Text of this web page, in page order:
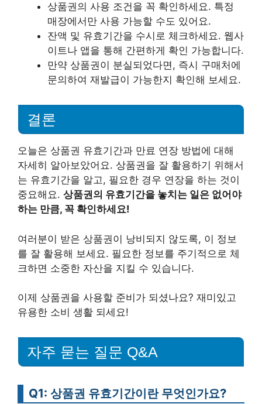
상품권의 사용 조건을 꼭 확인하세요. 특정
매장에서만 사용 가능할 수도 있어요.
잔액 및 유효기간을 수시로 체크하세요. 웹사
이트나 앱을 통해 간편하게 확인 가능합니다.
만약 상품권이 분실되었다면, 즉시 구매처에
문의하여 재발급이 가능한지 확인해 보세요.
결론
오늘은 상품권 유효기간과 만료 연장 방법에 대해
자세히 알아보았어요. 상품권을 잘 활용하기 위해서
는 유효기간을 알고, 필요한 경우 연장을 하는 것이
중요해요. 상품권의 유효기간을 놓치는 일은 없어야
하는 만큼, 꼭 확인하세요!
여러분이 받은 상품권이 낭비되지 않도록, 이 정보
를 잘 활용해 보세요. 필요한 정보를 주기적으로 체
크하면 소중한 자산을 지킬 수 있습니다.
이제 상품권을 사용할 준비가 되셨나요? 재미있고
유용한 소비 생활 되세요!
자주 묻는 질문 Q&A
Q1: 상품권 유효기간이란 무엇인가요?